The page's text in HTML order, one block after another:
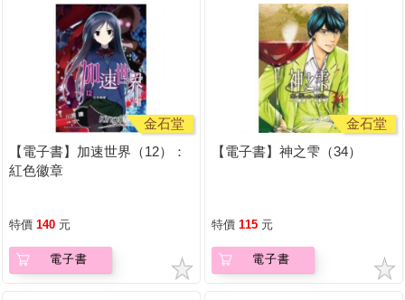
金石堂
【電子書】加速世界（12）：
紅色徽章
特價 140 元
電子書
金石堂
【電子書】神之雫（34）
特價 115 元
電子書